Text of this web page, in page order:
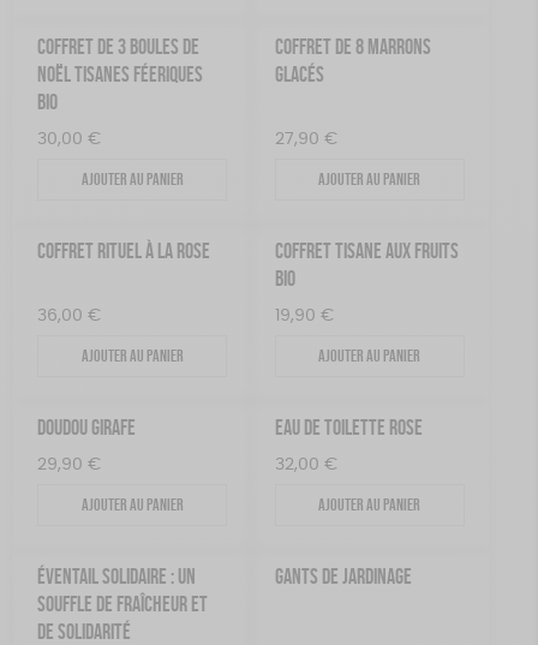
COFFRET DE 3 BOULES DE
NOËL TISANES FÉERIQUES
BIO
30,00 €
Ajouter au panier
COFFRET DE 8 MARRONS
GLACÉS
27,90 €
Ajouter au panier
COFFRET RITUEL À LA ROSE
36,00 €
Ajouter au panier
COFFRET TISANE AUX FRUITS
BIO
19,90 €
Ajouter au panier
DOUDOU GIRAFE
29,90 €
Ajouter au panier
EAU DE TOILETTE ROSE
32,00 €
Ajouter au panier
ÉVENTAIL SOLIDAIRE : UN
SOUFFLE DE FRAÎCHEUR ET
DE SOLIDARITÉ
GANTS DE JARDINAGE